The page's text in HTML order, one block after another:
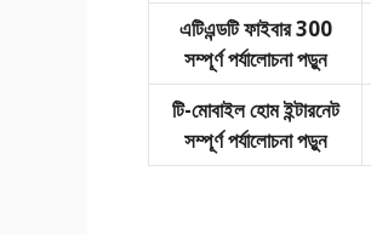
এটিএন্ডটি ফাইবার 300
সম্পূর্ণ পর্যালোচনা পড়ুন
টি-মোবাইল হোম ইন্টারনেট
সম্পূর্ণ পর্যালোচনা পড়ুন